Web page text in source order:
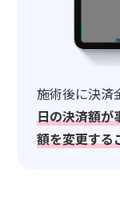
施術後に決済
日の決済額が
額を変更する